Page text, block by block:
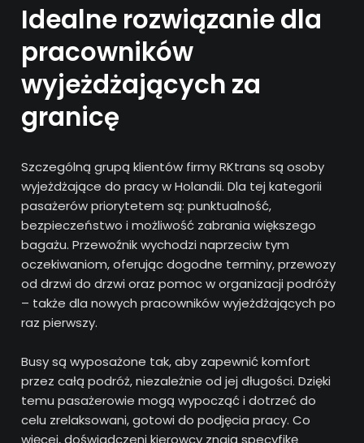
Idealne rozwiązanie dla
pracowników
wyjeżdżających za
granicę
Szczególną grupą klientów firmy RKtrans są osoby
wyjeżdżające do pracy w Holandii. Dla tej kategorii
pasażerów priorytetem są: punktualność,
bezpieczeństwo i możliwość zabrania większego
bagażu. Przewoźnik wychodzi naprzeciw tym
oczekiwaniom, oferując dogodne terminy, przewozy
od drzwi do drzwi oraz pomoc w organizacji podróży
– także dla nowych pracowników wyjeżdżających po
raz pierwszy.
Busy są wyposażone tak, aby zapewnić komfort
przez całą podróż, niezależnie od jej długości. Dzięki
temu pasażerowie mogą wypocząć i dotrzeć do
celu zrelaksowani, gotowi do podjęcia pracy. Co
więcej, doświadczeni kierowcy znają specyfikę